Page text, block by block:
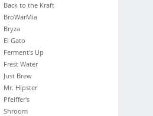
Back to the Kraft
BroWarMia
Bryza
El Gato
Ferment's Up
Frest Water
Just Brew
Mr. Hipster
Pfeiffer's
Shroom